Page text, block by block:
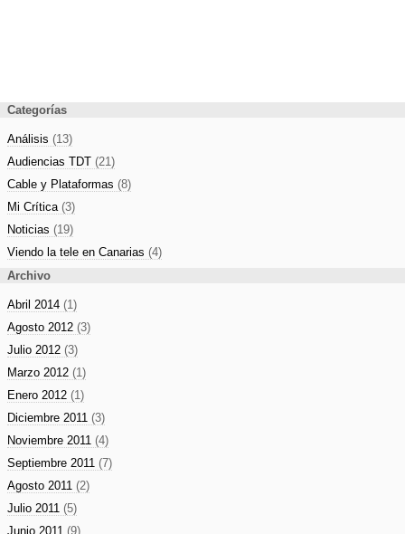
Categorías
Análisis (13)
Audiencias TDT (21)
Cable y Plataformas (8)
Mi Crítica (3)
Noticias (19)
Viendo la tele en Canarias (4)
Archivo
Abril 2014 (1)
Agosto 2012 (3)
Julio 2012 (3)
Marzo 2012 (1)
Enero 2012 (1)
Diciembre 2011 (3)
Noviembre 2011 (4)
Septiembre 2011 (7)
Agosto 2011 (2)
Julio 2011 (5)
Junio 2011 (9)